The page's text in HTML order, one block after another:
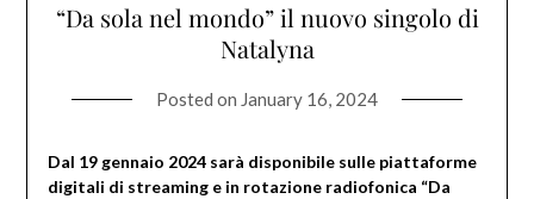
“Da sola nel mondo” il nuovo singolo di
Natalyna
Posted on January 16, 2024
Dal 19 gennaio 2024 sarà disponibile sulle piattaforme
digitali di streaming e in rotazione radiofonica “Da